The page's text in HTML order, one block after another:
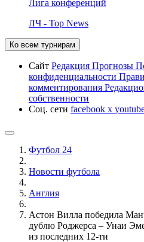
Лига конференций
ЛЧ - Top News
Ко всем турнирам
Сайт Редакция Прогнозы
конфиденциальности
комментирования
собственности
Соц. сети facebook x
Футбол 24
Новости футбола
Англия
Астон Вилла победила
дублю Роджерса – Унаи
из последних 12-ти